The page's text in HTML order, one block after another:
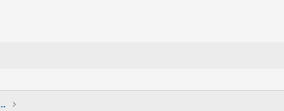
industrial y Potencia